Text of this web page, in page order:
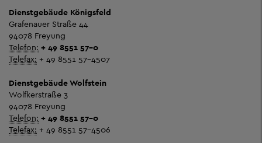
Dienstgebäude Königsfeld
Grafenauer Straße 44
94078 Freyung
Telefon: + 49 8551 57-0
Telefax: + 49 8551 57-4507
Dienstgebäude Wolfstein
Wolfkerstraße 3
94078 Freyung
Telefon: + 49 8551 57-0
Telefax: + 49 8551 57-4506